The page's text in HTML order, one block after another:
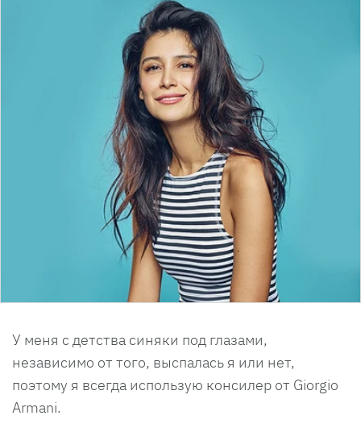
У меня с детства синяки под глазами,
независимо от того, выспалась я или нет,
поэтому я всегда использую консилер от Giorgio
Armani.